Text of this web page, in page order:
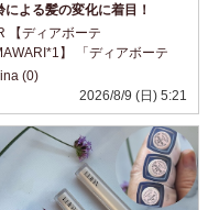
による髪の変化に着目！
【ディアボーテ
】 「ディアボーテ
ームドール ​モイスチャーイ
シャンプー​」 「ディアボー
ルームドール ​モイスチャ
ン トリートメント」
(0)
2026/8/9 (日) 5:21